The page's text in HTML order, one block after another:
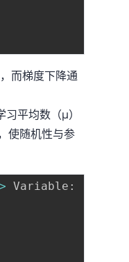
而梯度下降通
平均数（μ）
使随机性与参
> Variable :